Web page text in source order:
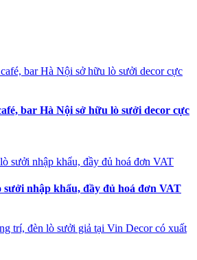
bar Hà Nội sở hữu lò sưởi decor cực
sưởi nhập khẩu, đầy đủ hoá đơn VAT